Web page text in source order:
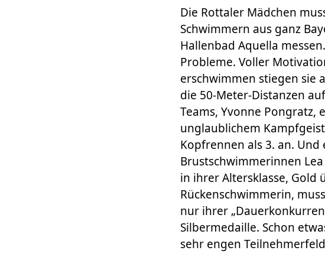
Die Rottaler Mädchen
Schwimmern aus ganz
Hallenbad Aquella
Probleme. Voller
erschwimmen stiegen sie
die 50-Meter-Distanzen
Teams, Yvonne Pongratz,
unglaublichem
Kopfrennen als 3. an.
Brustschwimmerinnen
in ihrer Altersklasse, Gold
Rückenschwimmerin,
nur ihrer
Silbermedaille. Schon
sehr engen